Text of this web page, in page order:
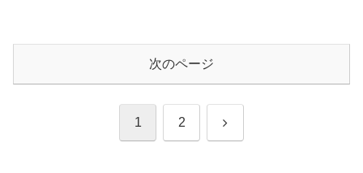
次のページ
1 2 次